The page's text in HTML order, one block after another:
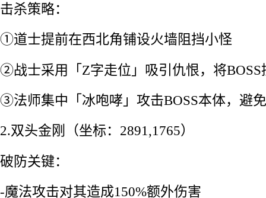
击杀策略：
①道士提前在西北角铺设火墙阻挡小怪
②战士采用「Z字走位」吸引仇恨，将
③法师集中「冰咆哮」攻击BOSS本体，避
2.双头金刚（坐标：2891,1765）
破防关键：
-魔法攻击对其造成150%额外伤害